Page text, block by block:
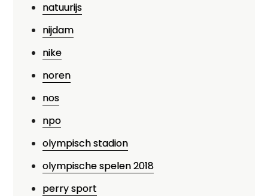
natuurijs
nijdam
nike
noren
nos
npo
olympisch stadion
olympische spelen 2018
perry sport